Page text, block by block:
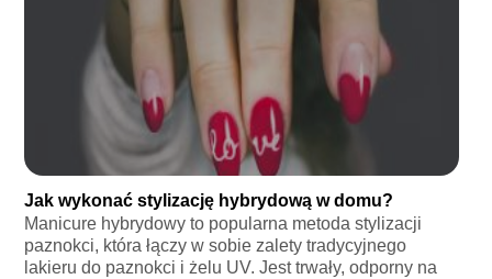
Jak wykonać stylizację hybrydową w domu?
Manicure hybrydowy to popularna metoda stylizacji
paznokci, która łączy w sobie zalety tradycyjnego
lakieru do paznokci i żelu UV. Jest trwały, odporny na